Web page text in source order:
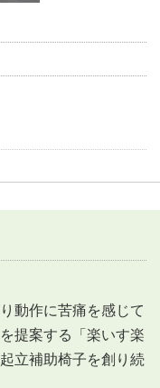
動作に苦痛を感じて
提案する「楽いす楽
立補助椅子を創り続